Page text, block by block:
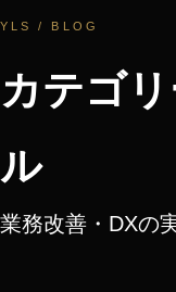
YLS / BLOG
カテゴ
ル
業務改善・DXの